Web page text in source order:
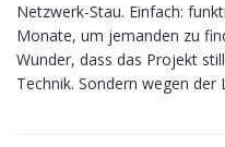
Netzwerk-Stau. Einfach:
Monate, um jemanden zu
Wunder, dass das Projekt
Technik. Sondern wegen der